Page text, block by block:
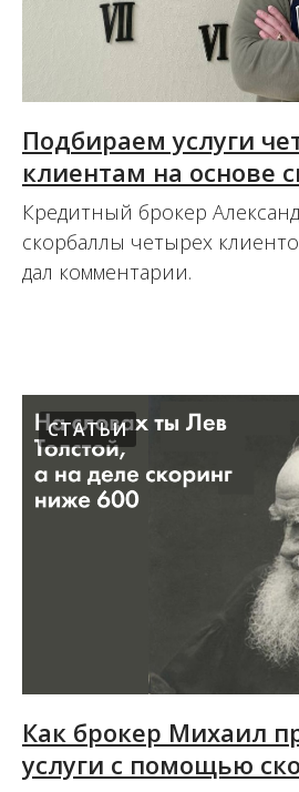
Подбираем услуги
клиентам на основе
Кредитный брокер
скорбаллы четырех
дал комментарии.
СТАТЬИ
Как брокер Михаил
услуги с помощью